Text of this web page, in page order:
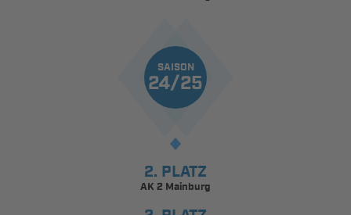
SAISON
24/25
2. PLATZ
AK 2 Mainburg